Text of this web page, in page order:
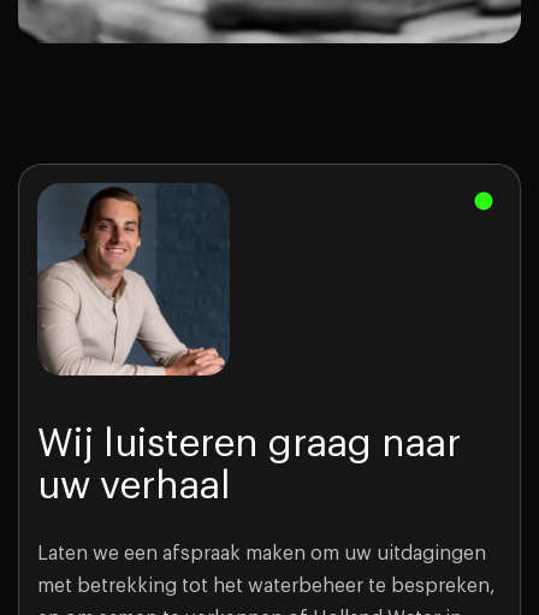
Wij luisteren graag naar
uw verhaal
Laten we een afspraak maken om uw uitdagingen
met betrekking tot het waterbeheer te bespreken,